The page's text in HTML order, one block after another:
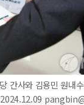
간사와 김용민 원내
. 2024.12.09